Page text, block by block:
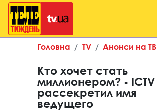
Головна TV Анонси на ТВ
Кто хочет стать
миллионером? - ICTV
рассекретил имя
ведущего